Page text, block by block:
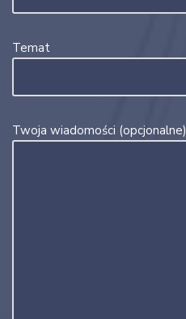
Temat
Twoja wiadomości (opcjonalne)